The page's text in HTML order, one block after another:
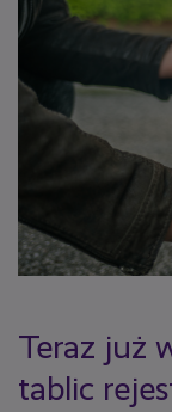
Teraz już
tablic